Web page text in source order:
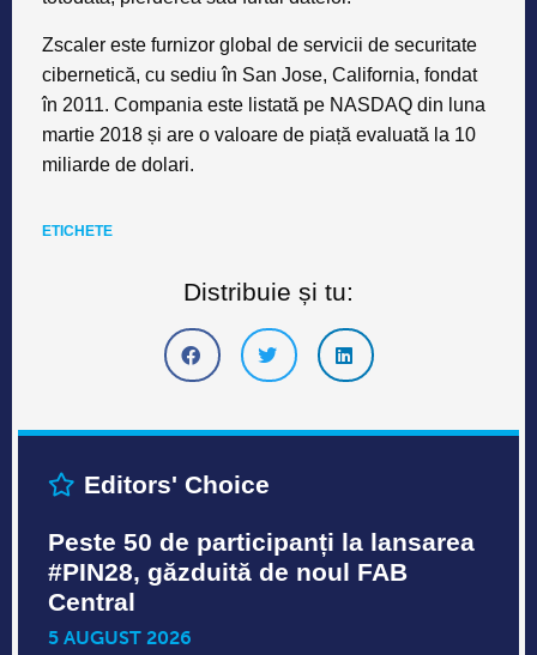
Zscaler este furnizor global de servicii de securitate
cibernetică, cu sediu în San Jose, California, fondat
în 2011. Compania este listată pe NASDAQ din luna
martie 2018 și are o valoare de piață evaluată la 10
miliarde de dolari.
ETICHETE
Distribuie și tu:
Editors' Choice
Peste 50 de participanți la lansarea
#PIN28, găzduită de noul FAB
Central
5 AUGUST 2026